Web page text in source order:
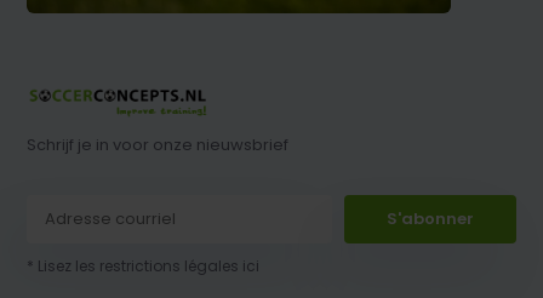
Schrijf je in voor onze nieuwsbrief
S'abonner
* Lisez les restrictions légales ici